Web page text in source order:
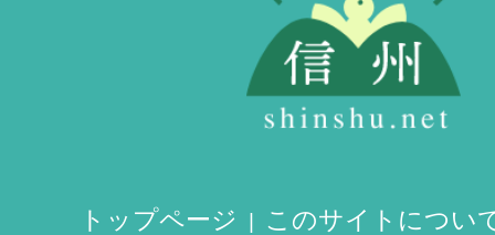
トップページ
このサイトについ